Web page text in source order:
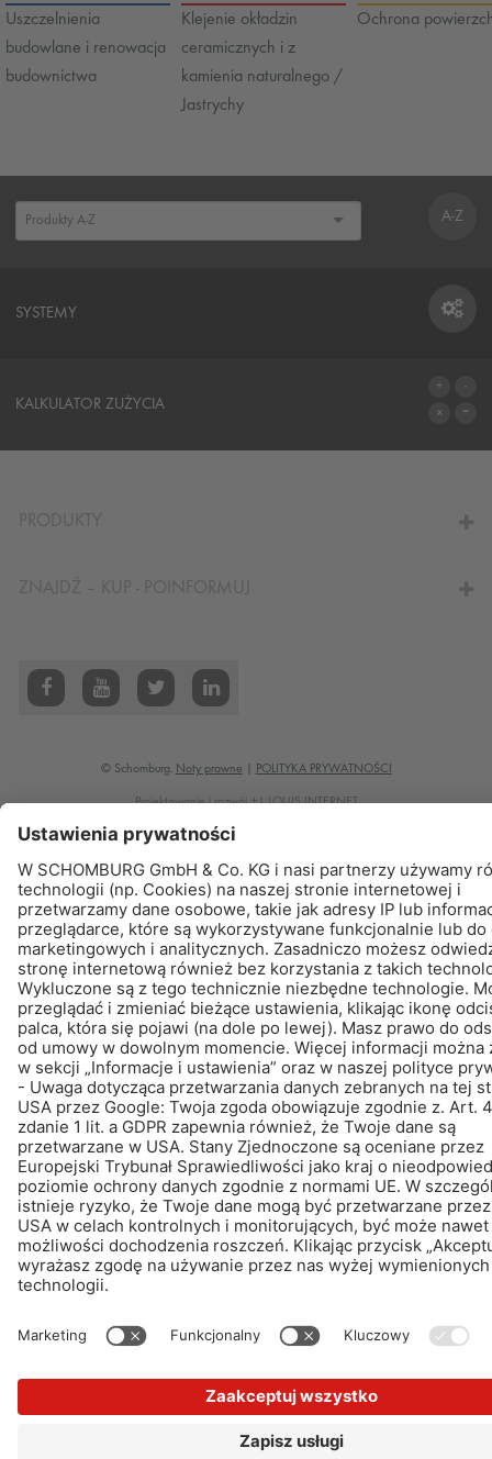
Uszczelnienia
budowlane i renowacja
budownictwa
Klejenie okładzin
ceramicznych i z
kamienia naturalnego /
Jastrychy
Ochrona
A-Z
SYSTEMY
KALKULATOR ZUŻYCIA
© Schomburg. Noty prawne POLITYKA PRYWATNOŚCI
Projektowanie i rozwój +| LOUIS INTERNET